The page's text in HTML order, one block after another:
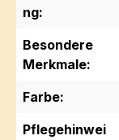
ng:
Besondere
Merkmale:
Farbe:
Pflegehinwei